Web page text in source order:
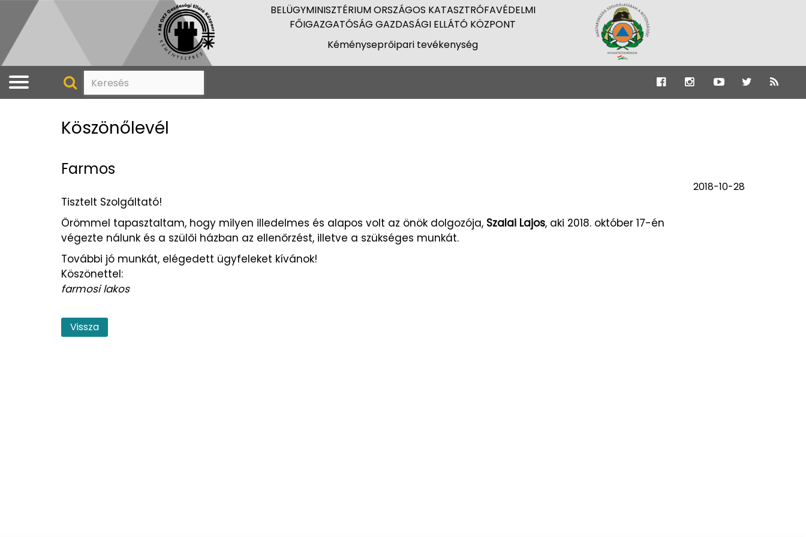
BELÜGYMINISZTÉRIUM ORSZÁGOS KATASZTRÓFAVÉDELMI
FŐIGAZGATÓSÁG GAZDASÁGI ELLÁTÓ KÖZPONT
Kéményseprőipari tevékenység
Köszönőlevél
Farmos
2018-10-28
Tisztelt Szolgáltató!
Örömmel tapasztaltam, hogy milyen illedelmes és alapos volt az önök dolgozója, Szalai Lajos, aki 2018. október 17-én
végezte nálunk és a szülői házban az ellenőrzést, illetve a szükséges munkát.
További jó munkát, elégedett ügyfeleket kívánok!
Köszönettel:
farmosi lakos
Vissza